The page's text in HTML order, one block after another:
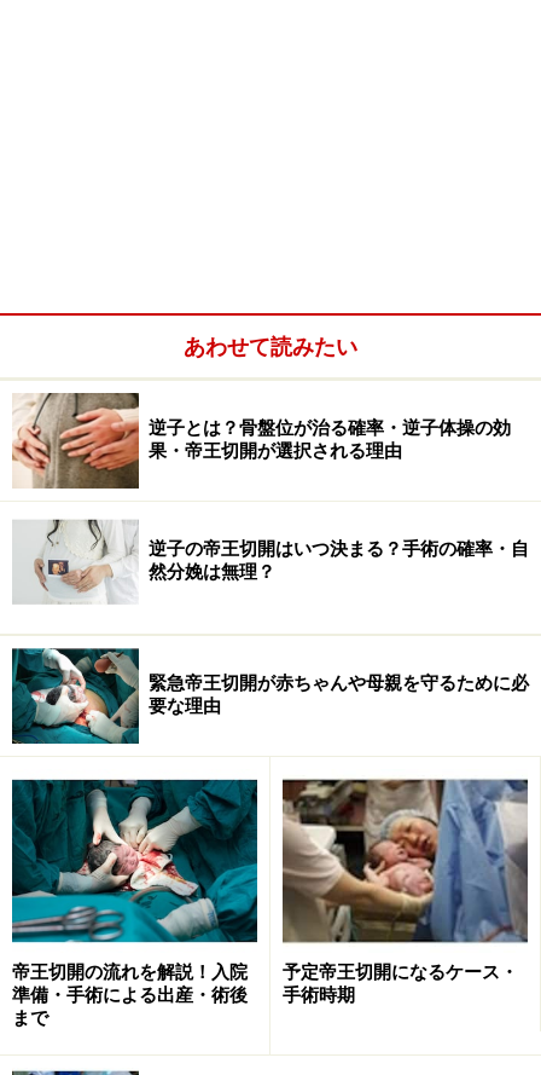
費用は63万円（5人部屋）、10日間入院でした。
※現在出産育児一時金は直接支払制度がありますし、高
額療養費限度額認定証も職場から頂いて窓口へ提出すれ
ば精算時に支払う額はかなりおさえられます。
また生命保険で支払適用になるものもありますのでチェ
ックされるといいでしょう。
※記事内容は執筆時点のものです。最新の内容をご確認くださ
い。
※妊娠中の症状には個人差があります。記事内容は執筆者個人の
見解によるものであり、全ての方への有効性を保証するものでは
ありません。体の不調を感じた場合は、適切な医療機関での受診
をおすすめいたします。当サイトで提供する情報に基づいて被っ
たいかなる損害についても、当社、各ガイド、その他当社と契約
した情報提供者は一切の責任を負いかねます。
あわせて読みたい
逆子とは？骨盤位が治る確率・逆子体操の効
果・帝王切開が選択される理由
逆子の帝王切開はいつ決まる？手術の確率・自
然分娩は無理？
緊急帝王切開が赤ちゃんや母親を守るために必
要な理由
帝王切開の流れを解説！入院
準備・手術による出産・術後
まで
予定帝王切開になるケース・
手術時期